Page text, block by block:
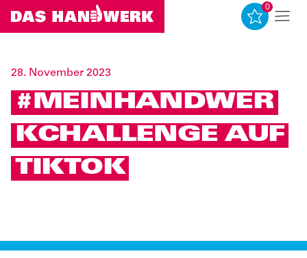
0
28. November 2023
#MEINHANDWER
KCHALLENGE AUF
TIKTOK